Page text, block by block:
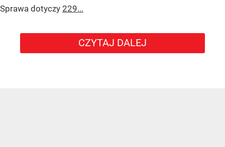
Sprawa dotyczy 229...
CZYTAJ DALEJ